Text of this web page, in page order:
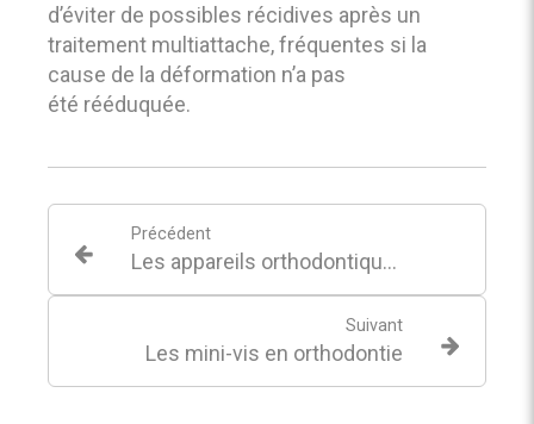
d’éviter de possibles récidives après un
traitement multiattache, fréquentes si la
cause de la déformation n’a pas
été rééduquée.
Précédent
Les appareils orthodontiques autoligaturants
Suivant
Les mini-vis en orthodontie